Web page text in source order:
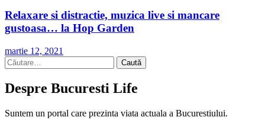
Relaxare si distractie, muzica live si mancare
gustoasa… la Hop Garden
martie 12, 2021
Caută
după:
Despre Bucuresti Life
Suntem un portal care prezinta viata actuala a Bucurestiului.